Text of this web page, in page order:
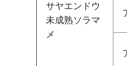
サヤエンドウ
未成熟ソラマ
メ